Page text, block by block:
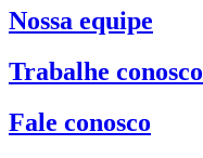
Nossa equipe
Trabalhe conosco
Fale conosco